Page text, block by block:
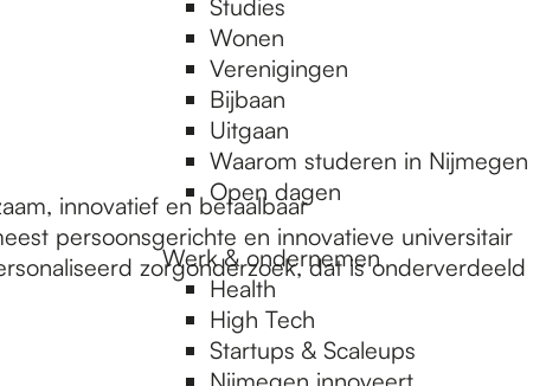
Studies
Wonen
Verenigingen
Bijbaan
Uitgaan
Waarom studeren in Nijmegen
Open dagen
Werk & ondernemen
Health
High Tech
Startups & Scaleups
innovatief en betaalbaar
persoonsgerichte en innovatieve universitair
zorgonderzoek, dat is onderverdeeld